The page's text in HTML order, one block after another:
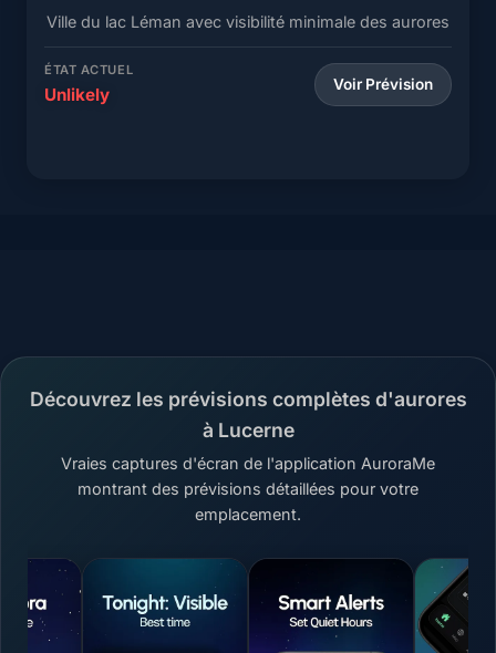
Ville du lac Léman avec visibilité minimale des aurores
ÉTAT ACTUEL
Unlikely Voir Prévision
Découvrez les prévisions complètes d'aurores
à Lucerne
Vraies captures d'écran de l'application AuroraMe
montrant des prévisions détaillées pour votre
emplacement.